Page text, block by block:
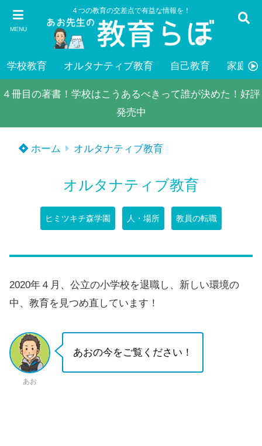
MENU
４つの教育の交差点で有益な情報を！
学校教育 オルタナティブ教育 自己教育 家庭教
４冊目の著書！学校はこうあるべきって誰が決めた！好評
発売中
ホーム オルタナティブ教育
オルタナティブ教育
ヒミツキチ森学園 人・場所 教員の転職
2020年４月、公立の小学校を退職し、新しい環境の
中、教育を見つめ直しています！
あお
あおの今をご覧ください！